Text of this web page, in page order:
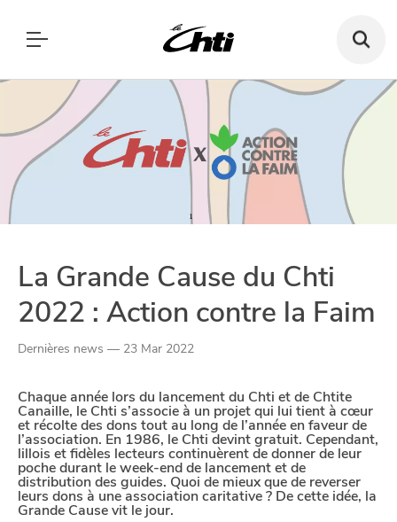
bar,
MANGER
SORTIR
SE DIVERTIR
BLOG
La Grande Cause du Chti
2022 : Action contre la Faim
Dernières news — 23 Mar 2022
Chaque année lors du lancement du Chti et de Chtite
Canaille, le Chti s’associe à un projet qui lui tient à cœur
et récolte des dons tout au long de l’année en faveur de
l’association. En 1986, le Chti devint gratuit. Cependant,
lillois et fidèles lecteurs continuèrent de donner de leur
poche durant le week-end de lancement et de
distribution des guides. Quoi de mieux que de reverser
leurs dons à une association caritative ? De cette idée, la
Grande Cause vit le jour.
MANGER
SE DIVERTIR
SORTIR
Google reCAPTCHA
Google Analytics
Google Maps
Paramètres de
confidentialité